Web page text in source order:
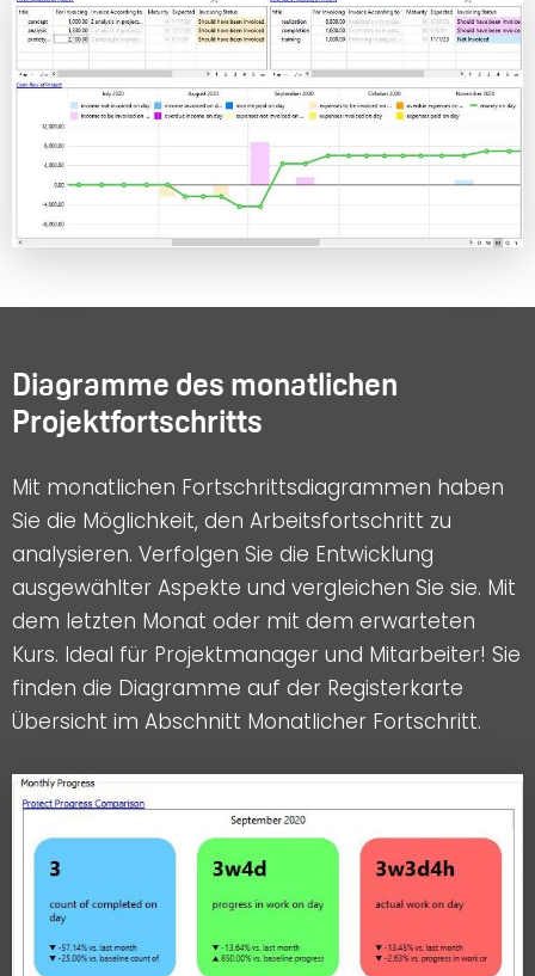
Diagramme des monatlichen
Projektfortschritts
Mit monatlichen Fortschrittsdiagrammen haben
Sie die Möglichkeit, den Arbeitsfortschritt zu
analysieren. Verfolgen Sie die Entwicklung
ausgewählter Aspekte und vergleichen Sie sie. Mit
dem letzten Monat oder mit dem erwarteten
Kurs. Ideal für Projektmanager und Mitarbeiter! Sie
finden die Diagramme auf der Registerkarte
Übersicht im Abschnitt Monatlicher Fortschritt.